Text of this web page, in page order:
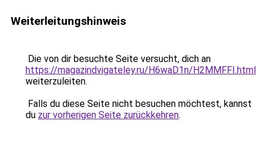
Weiterleitungshinweis
Die von dir besuchte Seite versucht, dich an
https://magazindvigateley.ru/H6waD1n/H2MMFFI.html
weiterzuleiten.
Falls du diese Seite nicht besuchen möchtest, kannst
du zur vorherigen Seite zurückkehren.